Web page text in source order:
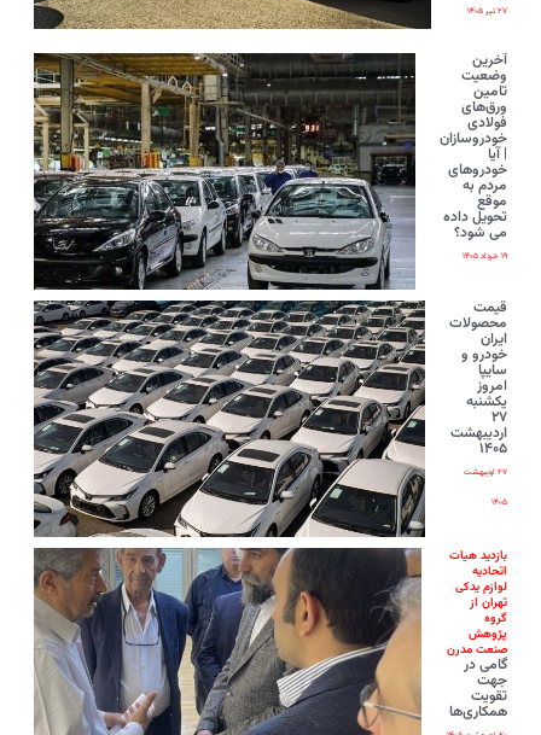
۲۷ تیر ۱۴۰۵
آخرین
وضعیت
تامین
ورق‌های
فولادی
خودروسازان
| آیا
خودروهای
مردم به
موقع
تحویل داده
می شود؟
۱۹ خرداد ۱۴۰۵
قیمت
محصولات
ایران‌
خودرو و
سایپا
امروز
یکشنبه
۲۷
اردیبهشت
۱۴۰۵
۲۷ اردیبهشت
۱۴۰۵
بازدید هیات
اتحادیه
لوازم یدکی
تهران از
گروه
پژوهش
صنعت مدرن
گامی در
جهت
تقویت
همکاری‌ها